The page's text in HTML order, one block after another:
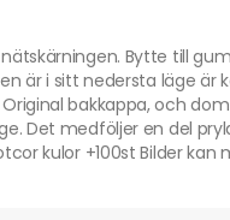
Bytte till
är i sitt nedersta läge är
bakkappa, och
Det medföljer en del
kulor +100st Bilder kan